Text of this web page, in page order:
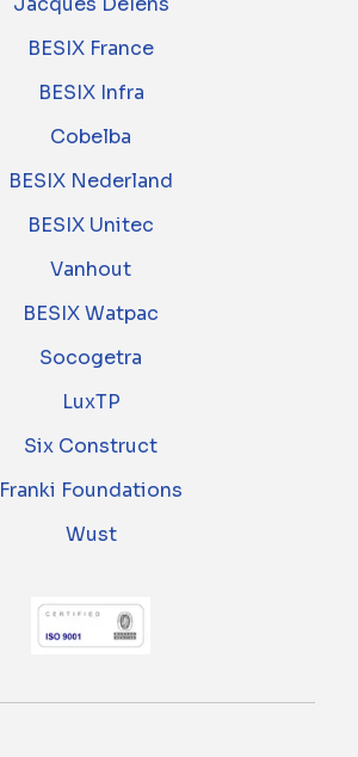
BESIX France
BESIX Infra
Cobelba
BESIX Nederland
BESIX Unitec
Vanhout
BESIX Watpac
Socogetra
LuxTP
Six Construct
Franki Foundations
Wust